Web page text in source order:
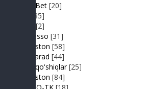
BeshBet [20]
[85]
[2]
Expresso [31]
FIKRiston [58]
Hit-Parad [44]
Ijara qo'shiqlar [25]
IJODiston [84]